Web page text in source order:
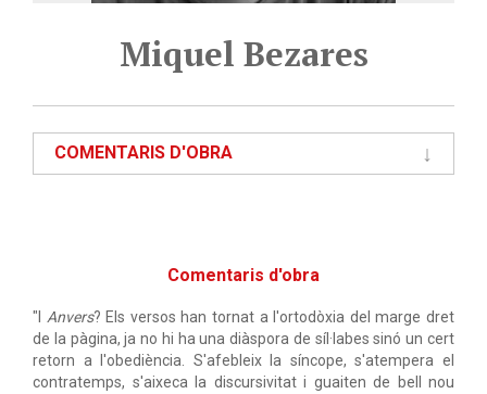
Miquel Bezares
COMENTARIS D'OBRA
Comentaris d'obra
"I Anvers? Els versos han tornat a l'ortodòxia del marge dret
de la pàgina, ja no hi ha una diàspora de síl·labes sinó un cert
retorn a l'obediència. S'afebleix la síncope, s'atempera el
contratemps, s'aixeca la discursivitat i guaiten de bell nou